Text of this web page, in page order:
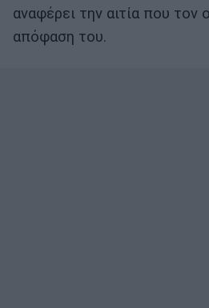
αναφέρει την αιτία που τον
απόφαση του.